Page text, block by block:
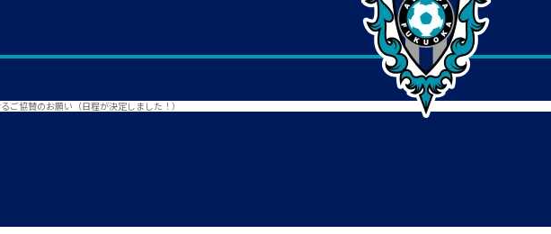
協賛のお願い（日程が決定しました！）